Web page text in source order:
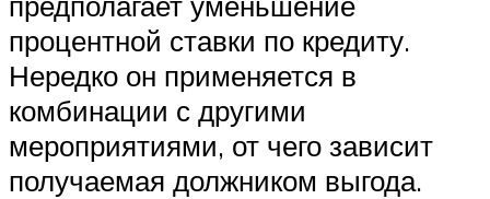
процентной ставки по кредиту.
Нередко он применяется в
комбинации с другими
мероприятиями, от чего зависит
получаемая должником выгода.